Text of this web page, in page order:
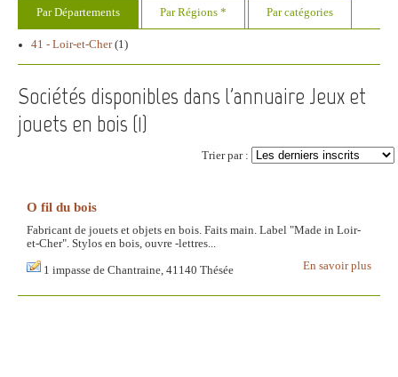
Par Départements Par Régions * Par catégories
41 - Loir-et-Cher(1)
Sociétés disponibles dans l'annuaire Jeux et
jouets en bois (1)
Trier par :
O fil du bois
Fabricant de jouets et objets en bois. Faits main. Label "Made in Loir-
et-Cher". Stylos en bois, ouvre -lettres...
En savoir plus
1 impasse de Chantraine, 41140 Thésée